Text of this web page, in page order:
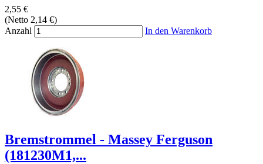
2,55 €
(Netto 2,14 €)
Anzahl
In den Warenkorb
Bremstrommel - Massey Ferguson
(181230M1,...